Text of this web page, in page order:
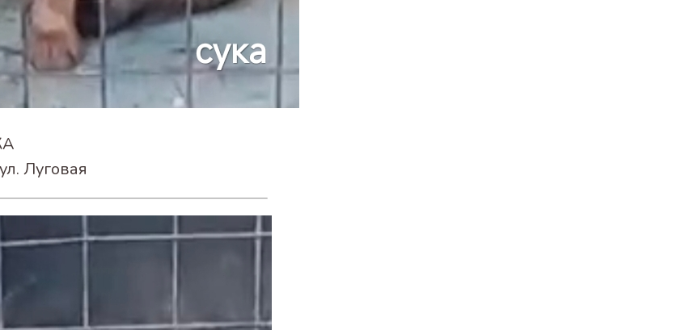
Луговая